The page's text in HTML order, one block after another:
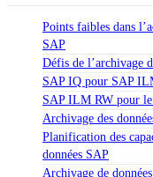
Points faibles dans
SAP
Défis de l’archivage
SAP IQ pour SAP
SAP ILM RW pour le
Archivage des
Planification des
données SAP
Archivage de